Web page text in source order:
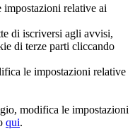
relative ai
di iscriversi agli avvisi,
di terze parti cliccando
le impostazioni relative
modifica le impostazioni
qui.